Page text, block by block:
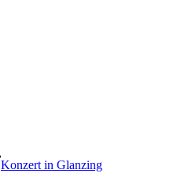
Konzert in Glanzing